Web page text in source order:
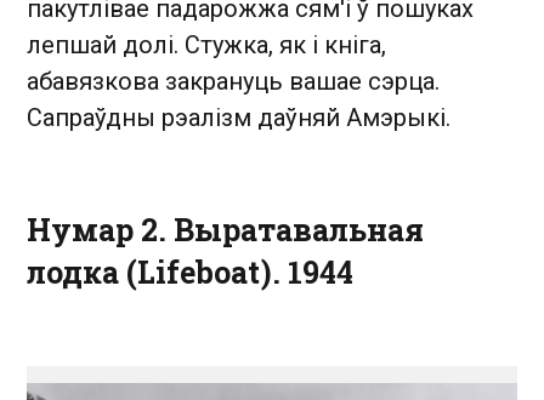
пакутлівае падарожжа сям'і ў пошуках
лепшай долі. Стужка, як і кніга,
абавязкова закрануць вашае сэрца.
Сапраўдны рэалізм даўняй Амэрыкі.
Нумар 2. Выратавальная
лодка (Lifeboat). 1944